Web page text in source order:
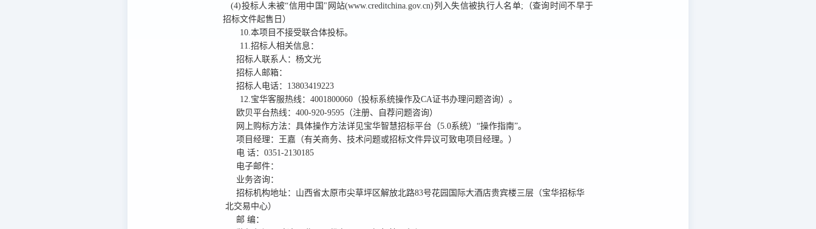
(4)投标人未被“信用中国"网站(www.creditchina.gov.cn)列入失信被执行人名单;（查询时间不早于
招标文件起售日）
10.本项目 不接受联合体投标。
11.招标人相关信息：
招标人联系人： 杨文光
招标人邮箱：
招标人电话： 13803419223
12.宝华客服热线： 4001800060（投标系统操作及CA证书办理问题咨询）。
欧贝平台热线： 400-920-9595（注册、自荐问题咨询）
网上购标方法：具体操作方法详见宝华智慧招标平台（5.0系统）“操作指南”。
项目经理： 王嘉（有关商务、技术问题或招标文件异议可致电项目经理。）
电 话： 0351-2130185
电子邮件：
业务咨询：
招标机构地址： 山西省太原市尖草坪区解放北路83号花园国际大酒店贵宾楼三层（宝华招标华
北交易中心）
邮 编：